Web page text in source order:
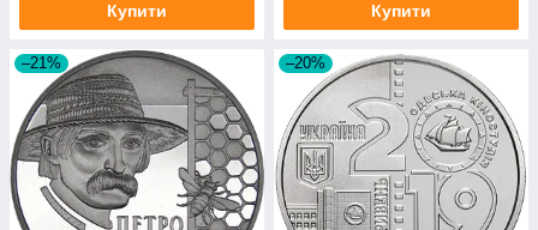
Купити Купити
–21% –20%